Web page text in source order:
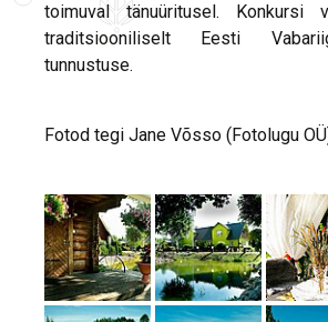
toimuval tänuüritusel. Konkursi
traditsiooniliselt Eesti
tunnustuse.
Fotod tegi Jane Võsso (Fotolugu